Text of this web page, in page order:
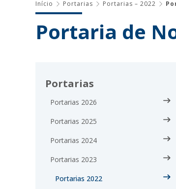
Início Portarias Portarias – 2022
Portaria de
Portarias
Portarias 2026
Portarias 2025
Portarias 2024
Portarias 2023
Portarias 2022